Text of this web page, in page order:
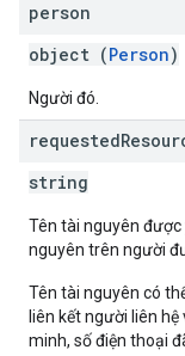
person
object (Person)
Người đó.
requested
string
Tên tài nguyên được
nguyên trên người
Tên tài nguyên có
liên kết người liên
minh, số điện thoại